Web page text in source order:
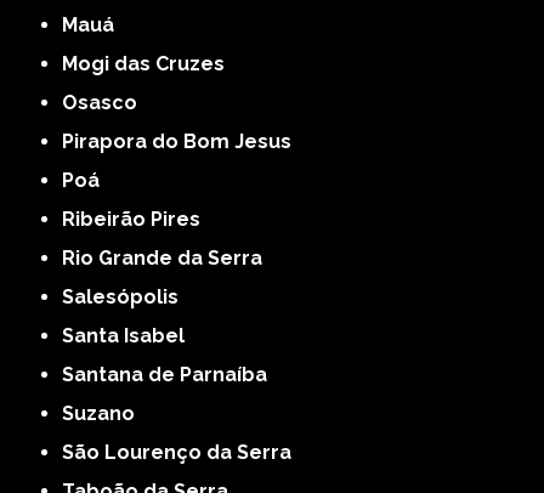
Mauá
Mogi das Cruzes
Osasco
Pirapora do Bom Jesus
Poá
Ribeirão Pires
Rio Grande da Serra
Salesópolis
Santa Isabel
Santana de Parnaíba
Suzano
São Lourenço da Serra